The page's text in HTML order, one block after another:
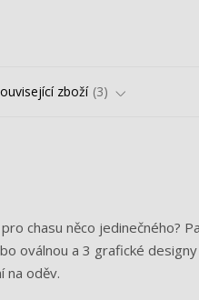
zboží 3
chasu něco jedinečného?
oválnou a 3 grafické
na oděv.